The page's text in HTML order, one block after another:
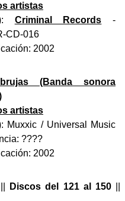
artistas
Criminal Records -
CD-016
2002
(Banda sonora
artistas
Muxxic / Universal Music
????
2002
Discos del 121 al 150||